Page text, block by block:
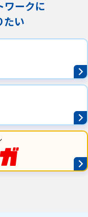
ワークに
たい